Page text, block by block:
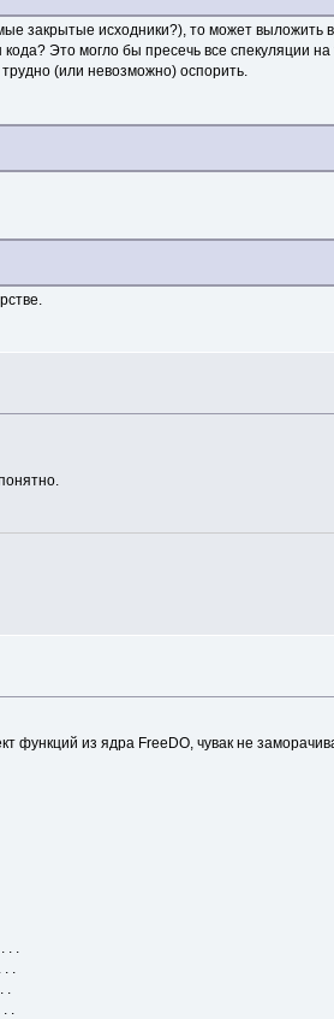
закрытые исходники?), то может
Это могло бы пресечь все спекуляции на
(или невозможно) оспорить.
функций из ядра FreeDO, чувак не
.
.